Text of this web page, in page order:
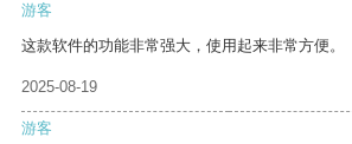
游客
这款软件的功能非常强大，使用起来非常方便。
2025-08-19
游客